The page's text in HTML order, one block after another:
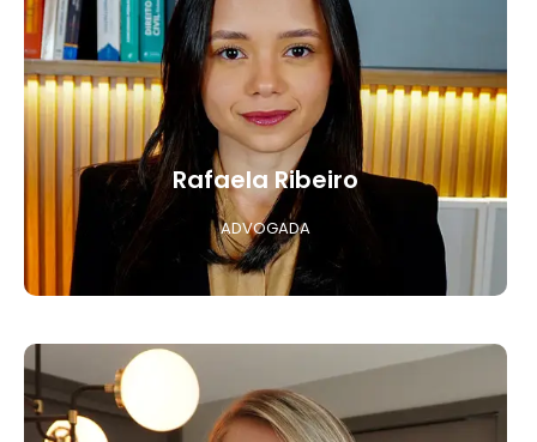
Rafaela Ribeiro
ADVOGADA